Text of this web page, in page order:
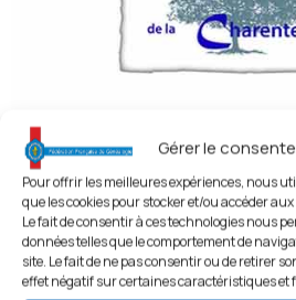
Gérer le
Pour offrir les meilleures expériences, nous
que les cookies pour stocker et/ou accéder
Le fait de consentir à ces technologies nous
données telles que le comportement de
site. Le fait de ne pas consentir ou de retirer
effet négatif sur certaines caractéristiques et
Association Généalogique de la
16 - Charente,Associations par
Associations par Régions
Poitou - Charente - Vendée